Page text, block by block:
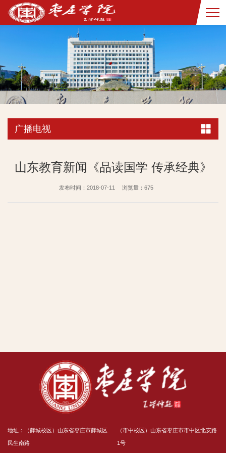
广播电视
山东教育新闻《品读国学 传承经典》
发布时间：2018-07-11 浏览量： 675
地址：（薛城校区）山东省枣庄市薛城区
民生南路
（市中校区）山东省枣庄市市中区北安路
1号